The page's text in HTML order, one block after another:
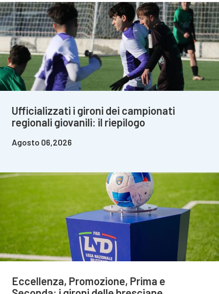
Ufficializzati i gironi dei campionati
regionali giovanili: il riepilogo
Agosto 06,2026
Eccellenza, Promozione, Prima e